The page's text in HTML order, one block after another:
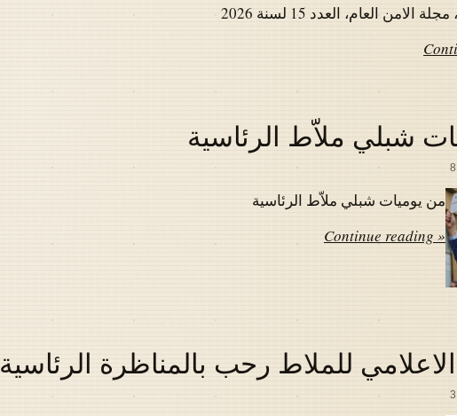
العام، العدد 15 لسنة 2026
شبلي ملاّط الرئاسية
من يوميات شبلي ملاّط الرئاسية
Continue reading »
للملاط رحب بالمناظرة الرئاسية